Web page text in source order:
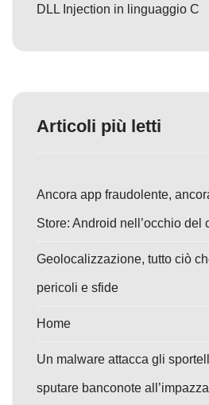
DLL Injection in linguaggio C
Articoli più letti
Ancora app fraudolente,
Store: Android nell’occhio del
Geolocalizzazione, tutto ciò
pericoli e sfide
Home
Un malware attacca gli
sputare banconote